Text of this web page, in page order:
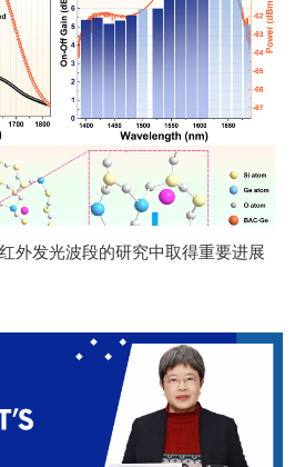
外发光波段的研究中取得重要进展